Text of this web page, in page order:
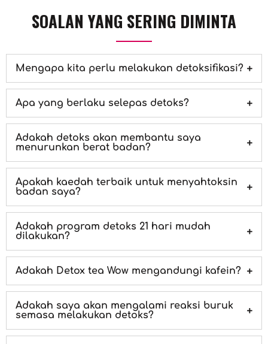
SOALAN YANG SERING DIMINTA
Mengapa kita perlu melakukan detoksifikasi?
Apa yang berlaku selepas detoks?
Adakah detoks akan membantu saya
menurunkan berat badan?
Apakah kaedah terbaik untuk menyahtoksin
badan saya?
Adakah program detoks 21 hari mudah
dilakukan?
Adakah Detox tea Wow mengandungi kafein?
Adakah saya akan mengalami reaksi buruk
semasa melakukan detoks?